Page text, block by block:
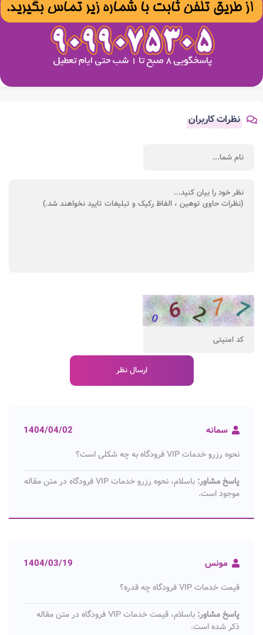
نظرات کاربران
سمانه 1404/04/02
نحوه رزرو خدمات VIP فرودگاه به چه شکلی است؟
پاسخ مشاور:
باسلام، نحوه رزرو خدمات VIP فرودگاه در متن مقاله
موجود است.
مونس 1404/03/19
قیمت خدمات VIP فرودگاه چه قدره؟
پاسخ مشاور:
باسلام، قیمت خدمات VIP فرودگاه در متن مقاله
ذکر شده است.